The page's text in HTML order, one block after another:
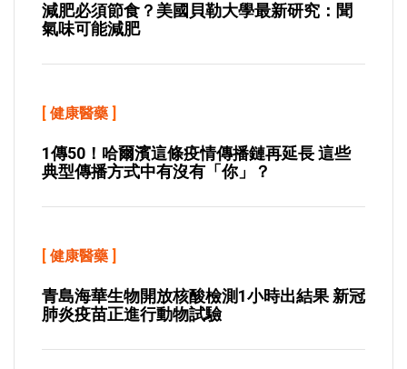
減肥必須節食？美國貝勒大學最新研究：聞
氣味可能減肥
[ 健康醫藥 ]
1傳50！哈爾濱這條疫情傳播鏈再延長 這些
典型傳播方式中有沒有「你」？
[ 健康醫藥 ]
青島海華生物開放核酸檢測1小時出結果 新冠
肺炎疫苗正進行動物試驗